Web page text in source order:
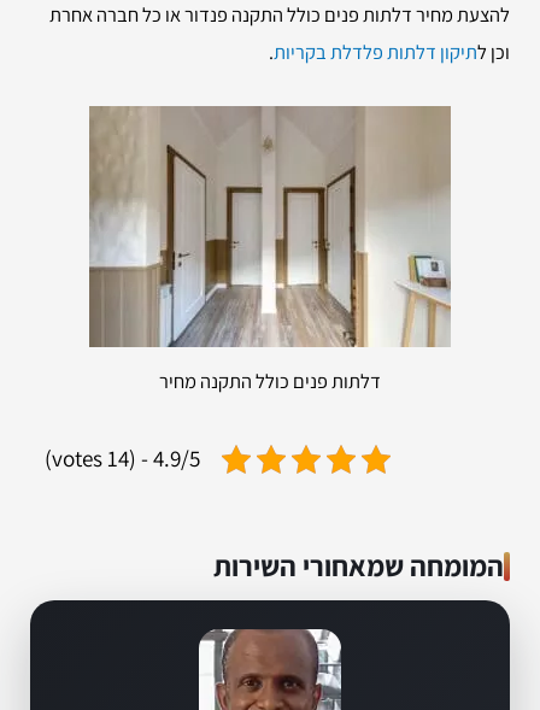
להצעת מחיר דלתות פנים כולל התקנה פנדור או כל חברה אחרת
וכן לתיקון דלתות פלדלת בקריות.
דלתות פנים כולל התקנה מחיר
4.9/5 - (14 votes)
המומחה שמאחורי השירות